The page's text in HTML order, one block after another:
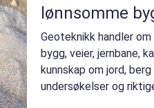
lønnsomme
Geoteknikk handler
bygg, veier, jernbane,
kunnskap om jord,
undersøkelser og